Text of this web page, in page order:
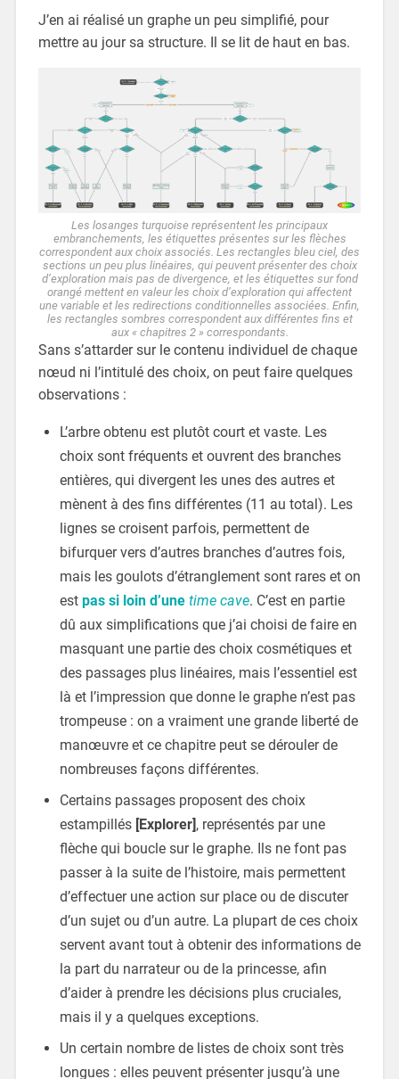
J’en ai réalisé un graphe un peu simplifié, pour
mettre au jour sa structure. Il se lit de haut en bas.
Les losanges turquoise représentent les principaux
embranchements, les étiquettes présentes sur les flèches
correspondent aux choix associés. Les rectangles bleu ciel, des
sections un peu plus linéaires, qui peuvent présenter des choix
d’exploration mais pas de divergence, et les étiquettes sur fond
orangé mettent en valeur les choix d’exploration qui affectent
une variable et les redirections conditionnelles associées. Enfin,
les rectangles sombres correspondent aux différentes fins et
aux « chapitres 2 » correspondants.
Sans s’attarder sur le contenu individuel de chaque
nœud ni l’intitulé des choix, on peut faire quelques
observations :
L’arbre obtenu est plutôt court et vaste. Les
choix sont fréquents et ouvrent des branches
entières, qui divergent les unes des autres et
mènent à des fins différentes (11 au total). Les
lignes se croisent parfois, permettent de
bifurquer vers d’autres branches d’autres fois,
mais les goulots d’étranglement sont rares et on
est pas si loin d’une time cave. C’est en partie
dû aux simplifications que j’ai choisi de faire en
masquant une partie des choix cosmétiques et
des passages plus linéaires, mais l’essentiel est
là et l’impression que donne le graphe n’est pas
trompeuse : on a vraiment une grande liberté de
manœuvre et ce chapitre peut se dérouler de
nombreuses façons différentes.
Certains passages proposent des choix
estampillés [Explorer], représentés par une
flèche qui boucle sur le graphe. Ils ne font pas
passer à la suite de l’histoire, mais permettent
d’effectuer une action sur place ou de discuter
d’un sujet ou d’un autre. La plupart de ces choix
servent avant tout à obtenir des informations de
la part du narrateur ou de la princesse, afin
d’aider à prendre les décisions plus cruciales,
mais il y a quelques exceptions.
Un certain nombre de listes de choix sont très
longues : elles peuvent présenter jusqu’à une